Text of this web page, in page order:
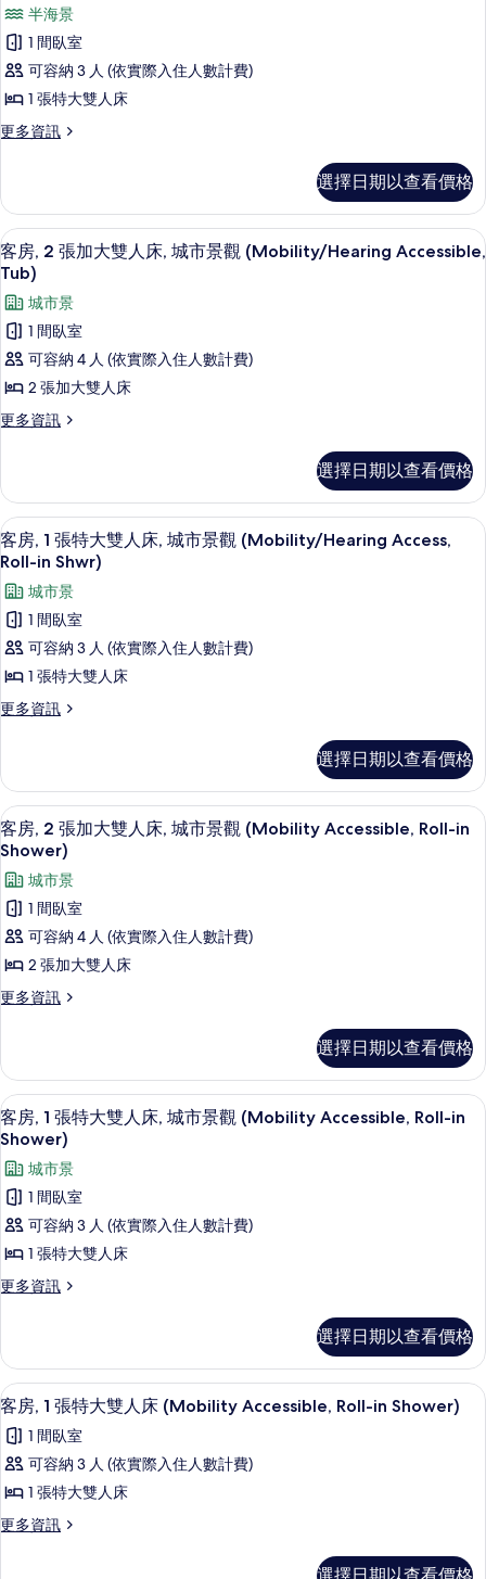
城
市
景
觀
(Hearing
所
有
相
片
雙
人
床,
城
市
觀
詳
情
客
房,
1
張
特
雙
人
床,
部
分
海
景
(Hearing
Accessible)
有
相
片
半海景
1 間臥室
可容納 3 人 (依實際入住人數計費)
1 張特大雙人床
更多資訊
更
1
張
特
大
人
床,
部
分
海
(Hearing
情
選擇日期以查看價格
顯
示
客
房,
2
張
大
人
床,
城
市
景
觀
(Mobility/Hearing
Accessible,
Tub)
有
相
片
客房內保險箱、書桌、筆電工作空間
8
客房, 2 張加大雙人床, 城市景觀 (Mobility/Hearing Accessible,
Tub)
城市景
1 間臥室
可容納 4 人 (依實際入住人數計費)
2 張加大雙人床
更多資訊
更
2
張
加
大
人
床,
城
市
景
(Mobility/Hearing
詳
情
選擇日期以查看價格
顯
示
客
房,
張
大
人
床,
城
市
景
觀
(Mobility/Hearing
Access,
Roll-
的
所
有
相
片
客房內保險箱、書桌、筆電工作空間
8
客房, 1 張特大雙人床, 城市景觀 (Mobility/Hearing Access,
Roll-in Shwr)
城市景
1 間臥室
可容納 3 人 (依實際入住人數計費)
1 張特大雙人床
更多資訊
更
1
張
特
大
人
床,
城
市
景
(Mobility/Hearing
Shwr)
的
詳
情
選擇日期以查看價格
顯
示
客
房,
2
張
大
人
床,
城
市
景
觀
(Mobility
Accessible,
Roll-
的
所
有
相
片
客房內保險箱、書桌、筆電工作空間
8
客房, 2 張加大雙人床, 城市景觀 (Mobility Accessible, Roll-in
Shower)
城市景
1 間臥室
可容納 4 人 (依實際入住人數計費)
2 張加大雙人床
更多資訊
更
2
張
加
大
人
床,
城
市
景
(Mobility
Shower)
的
詳
情
選擇日期以查看價格
顯
示
客
房,
張
大
人
床,
城
市
景
觀
(Mobility
客房內保險箱、書桌、筆電工作空間
8
客房, 1 張特大雙人床, 城市景觀 (Mobility Accessible, Roll-in
Shower)
城市景
1 間臥室
可容納 3 人 (依實際入住人數計費)
1 張特大雙人床
更多資訊
更
1
張
特
雙
人
城
市
景
選擇日期以查看價格
顯
示
客
房,
1
張
客房內保險箱、書桌、筆電工作空間
8
客房, 1 張特大雙人床 (Mobility Accessible, Roll-in Shower)
1 間臥室
可容納 3 人 (依實際入住人數計費)
1 張特大雙人床
更多資訊
更